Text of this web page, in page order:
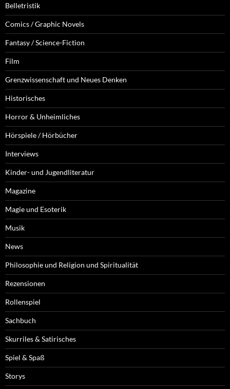
Belletristik
Comics / Graphic Novels
Fantasy / Science-Fiction
Film
Grenzwissenschaft und Neues Denken
Historisches
Horror & Unheimliches
Hörspiele / Hörbücher
Interviews
Kinder- und Jugendliteratur
Magazine
Magie und Esoterik
Musik
News
Philosophie und Religion und Spiritualität
Rezensionen
Rollenspiel
Sachbuch
Skurriles & Satirisches
Spiel & Spaß
Storys